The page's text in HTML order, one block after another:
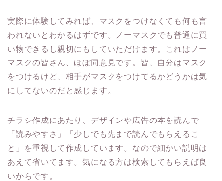
実際に体験してみれば、マスクをつけなくても何も言
われないとわかるはずです。ノーマスクでも普通に買
い物できるし親切にもしていただけます。これはノー
マスクの皆さん、ほぼ同意見です。皆、自分はマスク
をつけるけど、相手がマスクをつけてるかどうかは気
にしてないのだと感じます。
チラシ作成にあたり、デザインや広告の本を読んで
「読みやすさ」「少しでも先まで読んでもらえるこ
と」を重視して作成しています。なので細かい説明は
あえて省いてます。気になる方は検索してもらえば良
いからです。